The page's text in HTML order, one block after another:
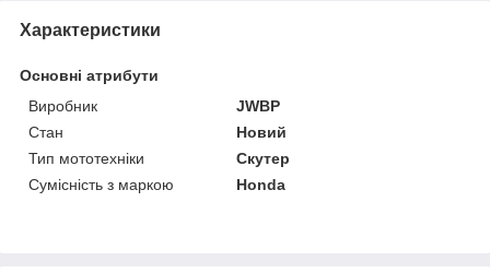
Характеристики
Основні атрибути
Виробник
JWBP
Стан
Новий
Тип мототехніки
Скутер
Сумісність з маркою
Honda